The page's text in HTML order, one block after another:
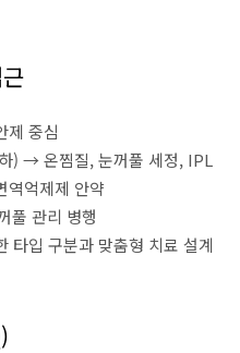
중심
) → 온찜질, 눈꺼풀 세정, IPL
억제제 안약
풀 관리 병행
타입 구분과 맞춤형 치료 설계